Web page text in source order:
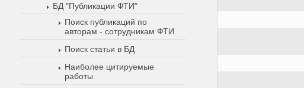
БД "Публикации ФТИ"
Поиск публикаций по
авторам - сотрудникам ФТИ
Поиск статьи в БД
Наиболее цитируемые
работы